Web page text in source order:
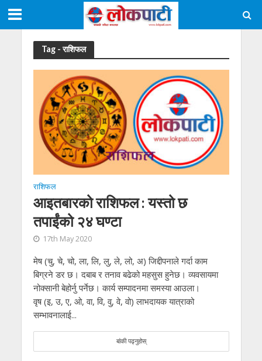
Tag - राशिफल
राशिफल
आइतबारको राशिफल : यस्तो छ
तपाईंको २४ घण्टा
17th May 2020
मेष (चु, चे, चो, ला, लि, लु, ले, लो, अ) जिद्दीपनाले गर्दा काम
बिग्रने डर छ। दबाब र तनाव बढेको महसुस हुनेछ। व्यवसायमा
नोक्सानी बेहोर्नु पर्नेछ। कार्य सम्पादनमा समस्या आउला।
वृष (इ, उ, ए, ओ, वा, वि, वु, वे, वो) लाभदायक यात्राको
सम्भावनालाई...
बांकी पढ्नुहोस्